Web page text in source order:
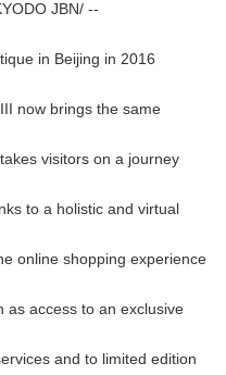
JBN/ --
in Beijing in 2016
now brings the same
visitors on a journey
to a holistic and virtual
online shopping experience
as access to an exclusive
and to limited edition